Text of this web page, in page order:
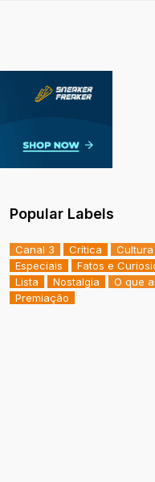
Popular Labels
Canal 3 Crítica Cultura
Especiais
Fatos e
Lista
Nostalgia O que
Premiação